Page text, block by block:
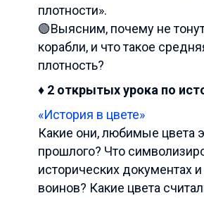
плотности».
🟢Выясним, почему не
корабли, и что такое
плотность?
♦️ 2 открытых урока по
«История в цвете»
Какие они, любимые цвета
прошлого? Что
исторических документах
воинов? Какие цвета